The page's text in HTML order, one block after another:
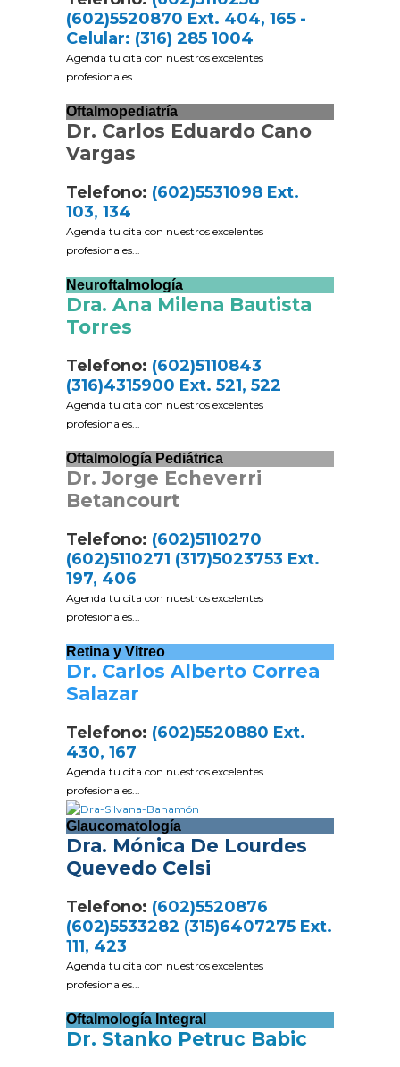
(602)5520870 Ext. 404, 165 -
Celular: (316) 285 1004
Agenda tu cita con nuestros excelentes
profesionales...
Oftalmopediatría
Dr. Carlos Eduardo Cano
Vargas
Telefono: (602)5531098 Ext.
103, 134
Agenda tu cita con nuestros excelentes
profesionales...
Neuroftalmología
Dra. Ana Milena Bautista
Torres
Telefono: (602)5110843
(316)4315900 Ext. 521, 522
Agenda tu cita con nuestros excelentes
profesionales...
Oftalmología Pediátrica
Dr. Jorge Echeverri
Betancourt
Telefono: (602)5110270
(602)5110271 (317)5023753 Ext.
197, 406
Agenda tu cita con nuestros excelentes
profesionales...
Retina y Vitreo
Dr. Carlos Alberto Correa
Salazar
Telefono: (602)5520880 Ext.
430, 167
Agenda tu cita con nuestros excelentes
profesionales...
Glaucomatología
Dra. Mónica De Lourdes
Quevedo Celsi
Telefono: (602)5520876
(602)5533282 (315)6407275 Ext.
111, 423
Agenda tu cita con nuestros excelentes
profesionales...
Oftalmología Integral
Dr. Stanko Petruc Babic